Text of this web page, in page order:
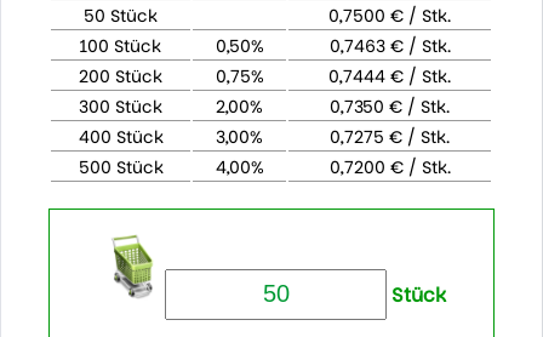
50 Stück
0,7500 € / Stk.
100 Stück
0,50%
0,7463 € / Stk.
200 Stück
0,75%
0,7444 € / Stk.
300 Stück
2,00%
0,7350 € / Stk.
400 Stück
3,00%
0,7275 € / Stk.
500 Stück
4,00% 0,7200 € / Stk.
Stück